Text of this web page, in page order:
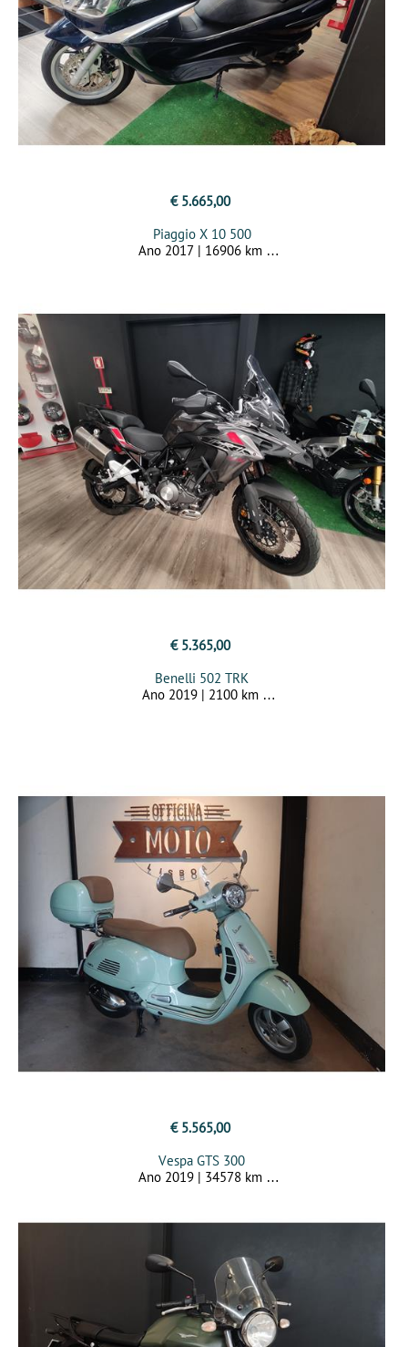
€ 5.665,00
Piaggio X 10 500
Ano 2017 | 16906 km
€ 5.365,00
Benelli 502 TRK
Ano 2019 | 2100 km
€ 5.565,00
Vespa GTS 300
Ano 2019 | 34578 km